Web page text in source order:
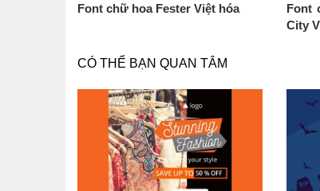
Font chữ hoa Fester Việt hóa
Font
City
CÓ THỂ BẠN QUAN TÂM